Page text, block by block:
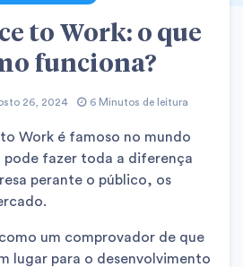
to Work: o que
funciona?
26, 2024 6 Minutos de leitura
Work é famoso no mundo
pode fazer toda a diferença
perante o público, os
um comprovador de que
lugar para o desenvolvimento